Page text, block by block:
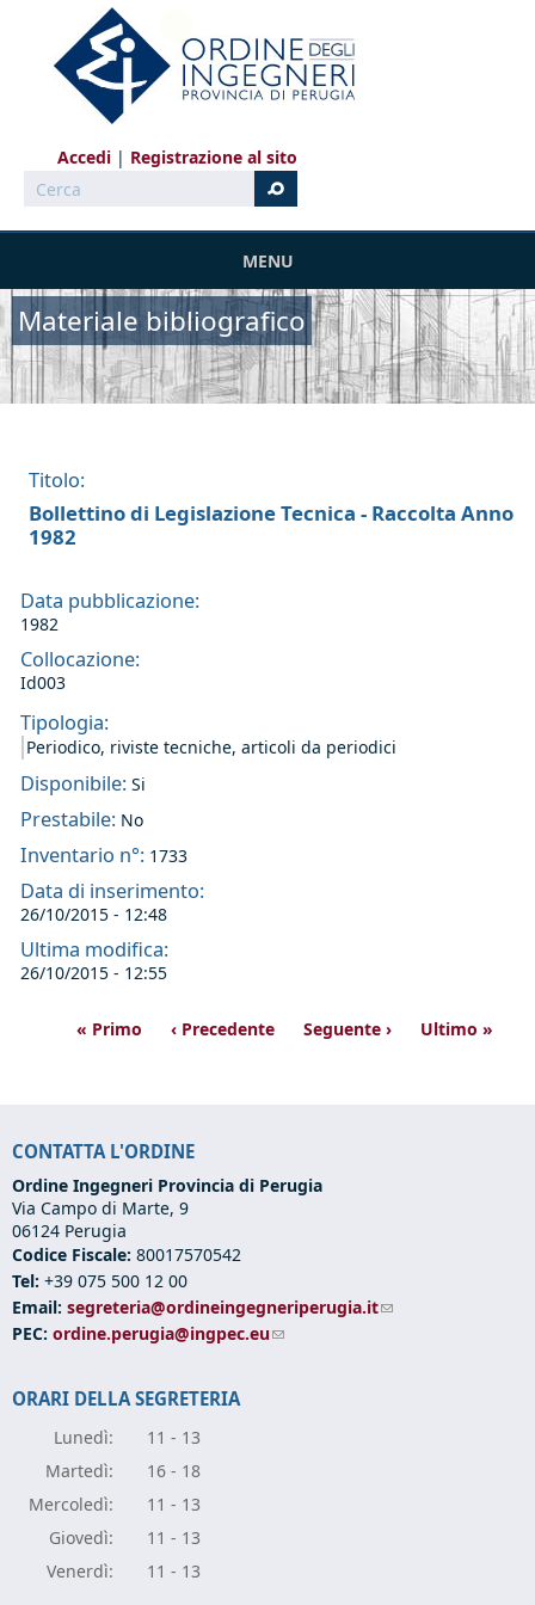
Salta al contenuto principale
Accedi
Registrazione al sito
Cerca
MENU
Materiale bibliografico
Titolo:
Bollettino di Legislazione Tecnica - Raccolta Anno
1982
Data pubblicazione:
1982
Collocazione:
Id003
Tipologia:
Periodico, riviste tecniche, articoli da periodici
Disponibile: Si
Prestabile: No
Inventario n°: 1733
Data di inserimento:
26/10/2015 - 12:48
Ultima modifica:
26/10/2015 - 12:55
« Primo ‹ Precedente Seguente › Ultimo »
CONTATTA L'ORDINE
Ordine Ingegneri Provincia di Perugia
Via Campo di Marte, 9
06124 Perugia
Codice Fiscale: 80017570542
Tel: +39 075 500 12 00
Email: segreteria@ordineingegneriperugia.it(link sends e-mail)
PEC: ordine.perugia@ingpec.eu(link sends e-mail)
ORARI DELLA SEGRETERIA
Lunedì:
11 - 13
Martedì:
16 - 18
Mercoledì:
11 - 13
Giovedì:
11 - 13
Venerdì: 11 - 13